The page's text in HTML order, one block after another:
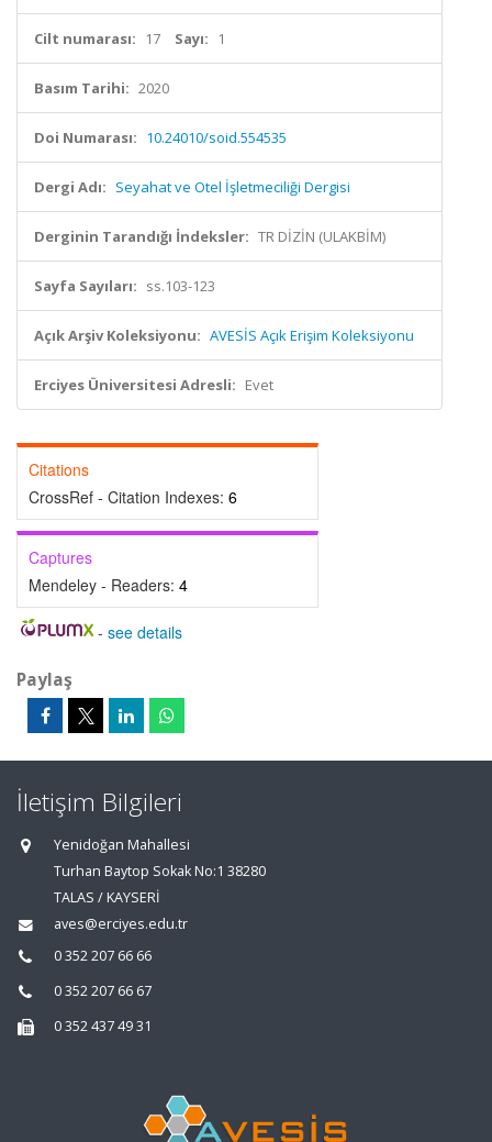
Cilt numarası: 17 Sayı: 1
Basım Tarihi: 2020
Doi Numarası: 10.24010/soid.554535
Dergi Adı: Seyahat ve Otel İşletmeciliği Dergisi
Derginin Tarandığı İndeksler: TR DİZİN (ULAKBİM)
Sayfa Sayıları: ss.103-123
Açık Arşiv Koleksiyonu: AVESİS Açık Erişim Koleksiyonu
Erciyes Üniversitesi Adresli: Evet
Citations
CrossRef - Citation Indexes: 6
Captures
Mendeley - Readers: 4
- see details
Paylaş
İletişim Bilgileri
Yenidoğan Mahallesi
Turhan Baytop Sokak No:1 38280
TALAS / KAYSERİ
aves@erciyes.edu.tr
0 352 207 66 66
0 352 207 66 67
0 352 437 49 31